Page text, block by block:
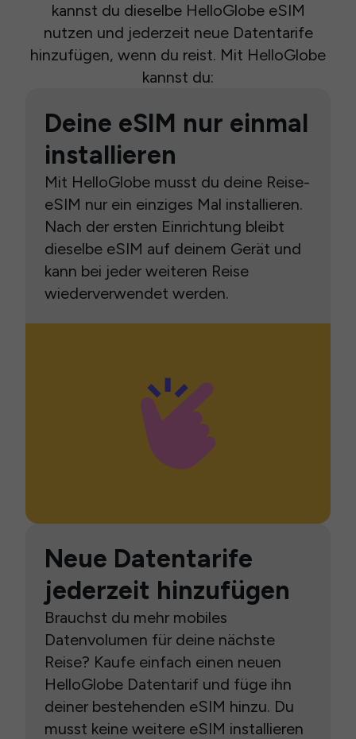
kannst du dieselbe HelloGlobe eSIM
nutzen und jederzeit neue Datentarife
hinzufügen, wenn du reist. Mit HelloGlobe
kannst du:
Deine eSIM nur einmal
installieren
Mit HelloGlobe musst du deine Reise-
eSIM nur ein einziges Mal installieren.
Nach der ersten Einrichtung bleibt
dieselbe eSIM auf deinem Gerät und
kann bei jeder weiteren Reise
wiederverwendet werden.
Neue Datentarife
jederzeit hinzufügen
Brauchst du mehr mobiles
Datenvolumen für deine nächste
Reise? Kaufe einfach einen neuen
HelloGlobe Datentarif und füge ihn
deiner bestehenden eSIM hinzu. Du
musst keine weitere eSIM installieren